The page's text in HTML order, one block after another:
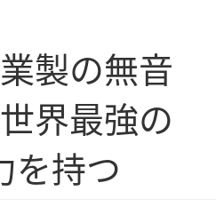
製の無音
界最強の
を持つ